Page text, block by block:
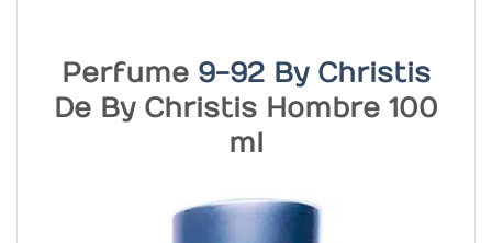
Perfume 9-92 By Christis
De By Christis Hombre 100
ml